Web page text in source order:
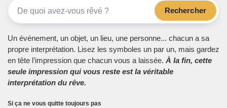
Rechercher
Un événement, un objet, un lieu, une personne... chacun a sa
propre interprétation. Lisez les symboles un par un, mais gardez
en tête l’impression que chacun vous a laissée. À la fin, cette
seule impression qui vous reste est la véritable
interprétation du rêve.
Si ça ne vous quitte toujours pas